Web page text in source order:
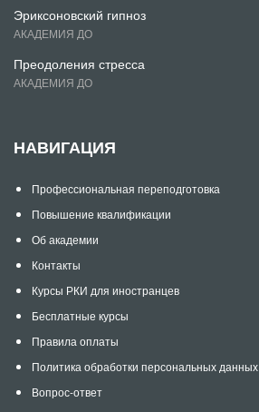
Эриксоновский гипноз
АКАДЕМИЯ ДО
Преодоления стресса
АКАДЕМИЯ ДО
НАВИГАЦИЯ
Профессиональная переподготовка
Повышение квалификации
Об академии
Контакты
Курсы РКИ для иностранцев
Бесплатные курсы
Правила оплаты
Политика обработки персональных данных
Вопрос-ответ